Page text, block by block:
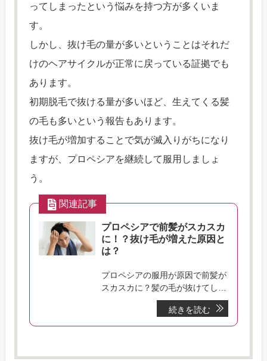
ってしまったという悩みを持つ方が多くいま
す。
しかし、抜け毛の量が多いということはそれだ
けのヘアサイクルが正常に戻っている証拠でも
あります。
初期脱毛で抜ける量が多いほど、生えてくる髪
の毛も多いという報告もあります。
抜け毛が増加することで気が滅入りがちになり
ますが、プロペシアを継続して服用しましょ
う。
関連記事
プロペシアで前髪がスカスカ
に！？抜け毛が増えた原因と
は？
プロペシアの服用が原因で前髪が
スカスカに？髪の毛が抜けてしま
う原因と対処法、抜け毛が始まる
までの期間や抜け毛が収まるまで
を解説しています。
続きを読む